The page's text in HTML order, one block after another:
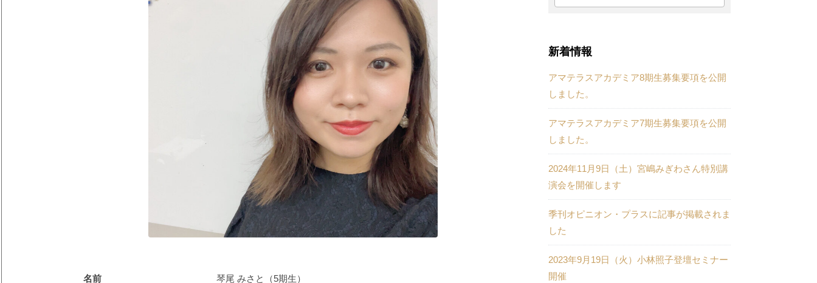
名前 琴尾 みさと（5期生）
新着情報
アマテラスアカデミア8期生募集要項を公開
しました。
アマテラスアカデミア7期生募集要項を公開
しました。
2024年11月9日（土）宮嶋みぎわさん特別講
演会を開催します
季刊オピニオン・プラスに記事が掲載されま
した
2023年9月19日（火）小林照子登壇セミナー
開催